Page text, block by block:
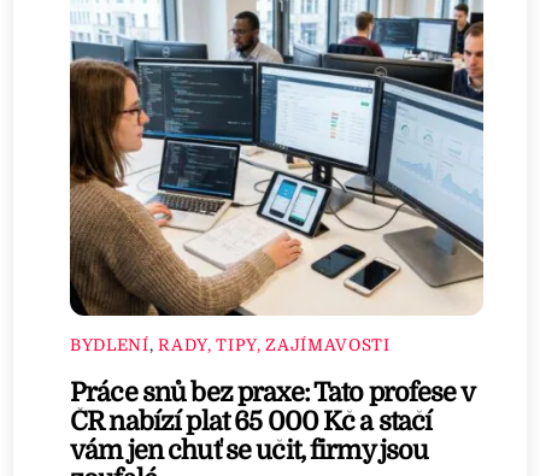
BYDLENÍ,RADY, TIPY, ZAJÍMAVOSTI
Práce snů bez praxe: Tato profese v
ČR nabízí plat 65 000 Kč a stačí
vám jen chuť se učit, firmy jsou